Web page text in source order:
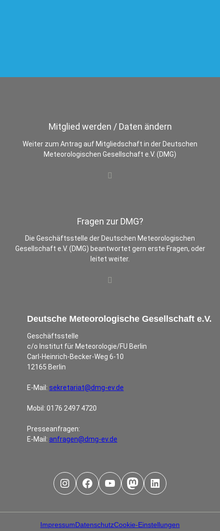
Mitglied werden / Daten ändern
Weiter zum Antrag auf Mitgliedschaft in der Deutschen
Meteorologischen Gesellschaft e.V. (DMG)
Fragen zur DMG?
Die Geschäftsstelle der Deutschen Meteorologischen
Gesellschaft e.V. (DMG) beantwortet gern erste Fragen, oder
leitet weiter.
Deutsche Meteorologische Gesellschaft e.V.
Geschäftsstelle
c/o Institut für Meteorologie/FU Berlin
Carl-Heinrich-Becker-Weg 6-10
12165 Berlin
E-Mail: sekretariat@dmg-ev.de
Mobil: 0176 2497 4720
Presseanfragen:
E-Mail: anfragen@dmg-ev.de
Instagram
Facebook
YouTubeMastodon
LinkedIn
ImpressumDatenschutzCookie-Einstellungen